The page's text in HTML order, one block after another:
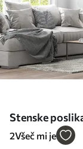
Stenske
2Všeč mi je